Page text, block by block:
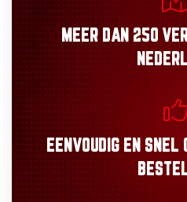
MEER DAN 250
EENVOUDIGEN SNEL